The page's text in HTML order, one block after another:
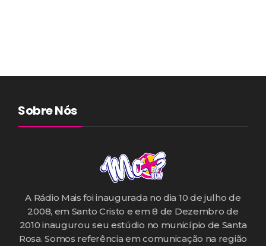
Sobre Nós
A Rádio Mais foi inaugurada no dia 10 de julho de
2008, em Santo Cristo e em 8 de Dezembro de
2010 inaugurou seu estúdio no município de Santa
Rosa. Somos referência em comunicação na região